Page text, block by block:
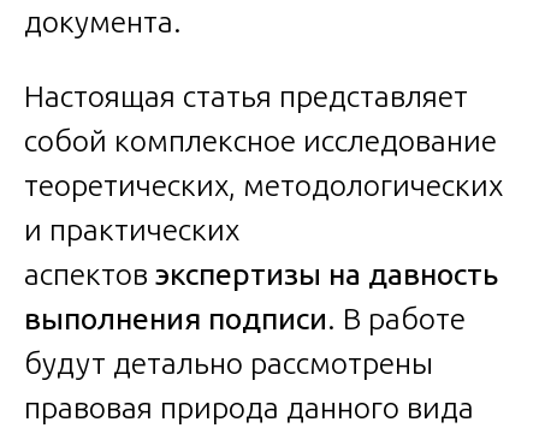
документа.
Настоящая статья представляет
собой комплексное исследование
теоретических, методологических
и практических
аспектов экспертизы на давность
выполнения подписи. В работе
будут детально рассмотрены
правовая природа данного вида